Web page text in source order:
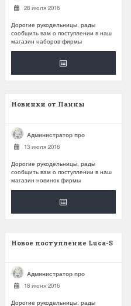
Раритеты Дим.
На сайте пополнение
Dimensions
28 июля 2016
Дорогие рукодельницы, рады
сообщить вам о поступлении в наш
магазин наборов фирмы
Новинки от Панны
Администратор про
13 июля 2016
Дорогие рукодельницы, рады
сообщить вам о поступлении в наш
магазин новинок фирмы
Новое поступление Luca-S
Администратор про
18 июня 2016
Дорогие рукодельницы, рады